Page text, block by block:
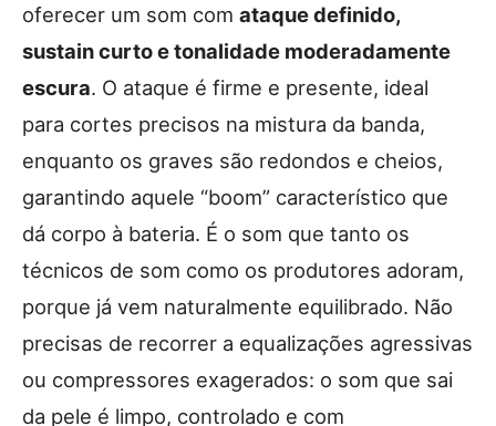
oferecer um som com ataque definido,
sustain curto e tonalidade moderadamente
escura. O ataque é firme e presente, ideal
para cortes precisos na mistura da banda,
enquanto os graves são redondos e cheios,
garantindo aquele “boom” característico que
dá corpo à bateria. É o som que tanto os
técnicos de som como os produtores adoram,
porque já vem naturalmente equilibrado. Não
precisas de recorrer a equalizações agressivas
ou compressores exagerados: o som que sai
da pele é limpo, controlado e com